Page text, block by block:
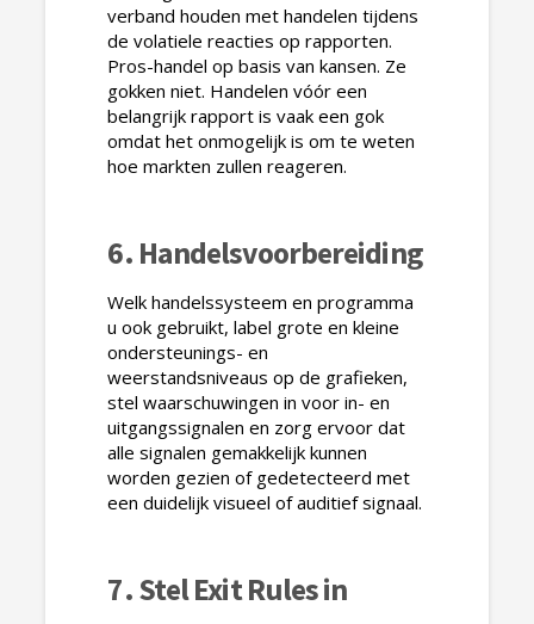
verband houden met handelen tijdens
de volatiele reacties op rapporten.
Pros-handel op basis van kansen. Ze
gokken niet. Handelen vóór een
belangrijk rapport is vaak een gok
omdat het onmogelijk is om te weten
hoe markten zullen reageren.
6. Handelsvoorbereiding
Welk handelssysteem en programma
u ook gebruikt, label grote en kleine
ondersteunings- en
weerstandsniveaus op de grafieken,
stel waarschuwingen in voor in- en
uitgangssignalen en zorg ervoor dat
alle signalen gemakkelijk kunnen
worden gezien of gedetecteerd met
een duidelijk visueel of auditief signaal.
7. Stel Exit Rules in